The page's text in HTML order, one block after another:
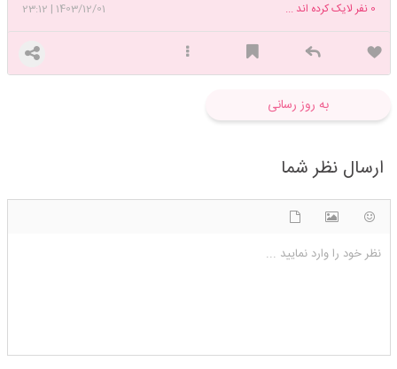
طلب نیاز کردن🌒به خدا قسم که هرگز ثمرش چنین نباشد؛ که دل شکسته ای را
به سرور شاد کردن💞به خدا قسم که کس را ثمر آنقدر نبخشد؛ که به روی نا
امیدی در بسته باز کردن🫂💙
1403/12/01
|
23:12 0 نفر لایک کرده اند ...
به روز رسانی
ارسال نظر شما
نظر خود را وارد نمایید ...